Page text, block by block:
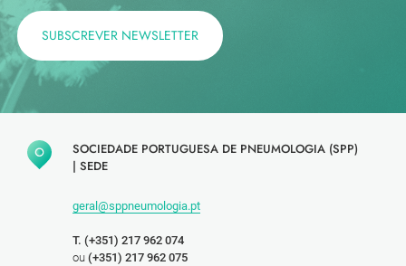
SUBSCREVER NEWSLETTER
SOCIEDADE PORTUGUESA DE PNEUMOLOGIA (SPP)
| SEDE
geral@sppneumologia.pt
T. (+351) 217 962 074
ou (+351) 217 962 075